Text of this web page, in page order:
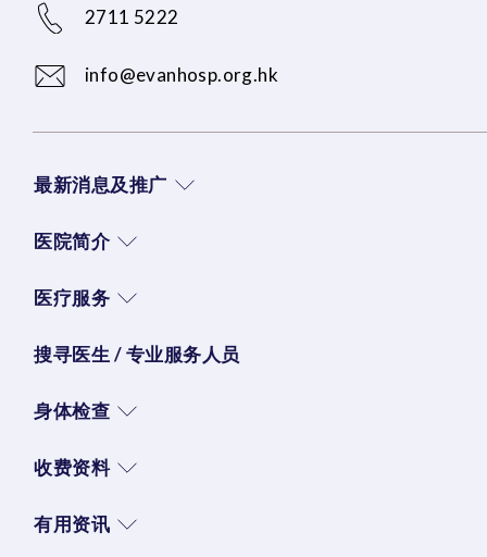
2711 5222
info@evanhosp.org.hk
最新消息及推广
医院简介
医疗服务
搜寻医生 / 专业服务人员
身体检查
收费资料
有用资讯